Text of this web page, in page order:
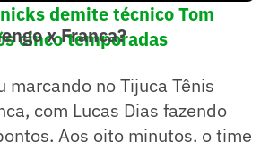
demite técnico Tom
cinco temporadas
x Franca?
marcando no Tijuca Tênis
com Lucas Dias fazendo
Aos oito minutos, o time